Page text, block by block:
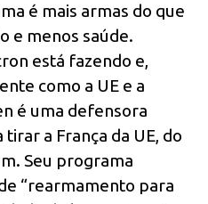
é mais armas do que
e menos saúde.
está fazendo e,
como a UE e a
é uma defensora
a França da UE, do
Seu programa
“rearmamento para